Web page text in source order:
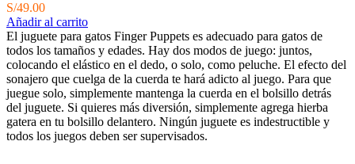
S/49.00
Añadir al carrito
El juguete para gatos Finger Puppets es adecuado para gatos de
todos los tamaños y edades. Hay dos modos de juego: juntos,
colocando el elástico en el dedo, o solo, como peluche. El efecto del
sonajero que cuelga de la cuerda te hará adicto al juego. Para que
juegue solo, simplemente mantenga la cuerda en el bolsillo detrás
del juguete. Si quieres más diversión, simplemente agrega hierba
gatera en tu bolsillo delantero. Ningún juguete es indestructible y
todos los juegos deben ser supervisados.